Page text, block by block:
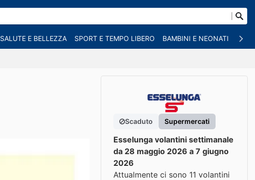
SALUTE E BELLEZZA SPORT E TEMPO LIBERO BAMBINI E NEONATI
Scaduto Supermercati
Esselunga volantini settimanale
da 28 maggio 2026 a 7 giugno
2026
Attualmente ci sono 11 volantini